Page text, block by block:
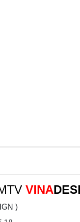
VINA
)